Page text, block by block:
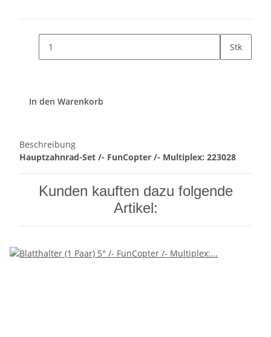
Stk
In den Warenkorb
Beschreibung
Hauptzahnrad-Set /- FunCopter /- Multiplex: 223028
Kunden kauften dazu folgende
Artikel: